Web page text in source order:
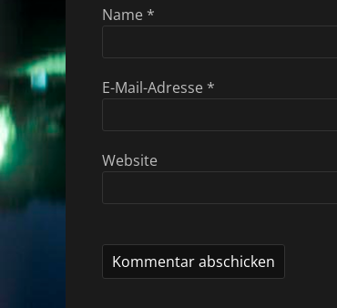
Name *
E-Mail-Adresse *
Website